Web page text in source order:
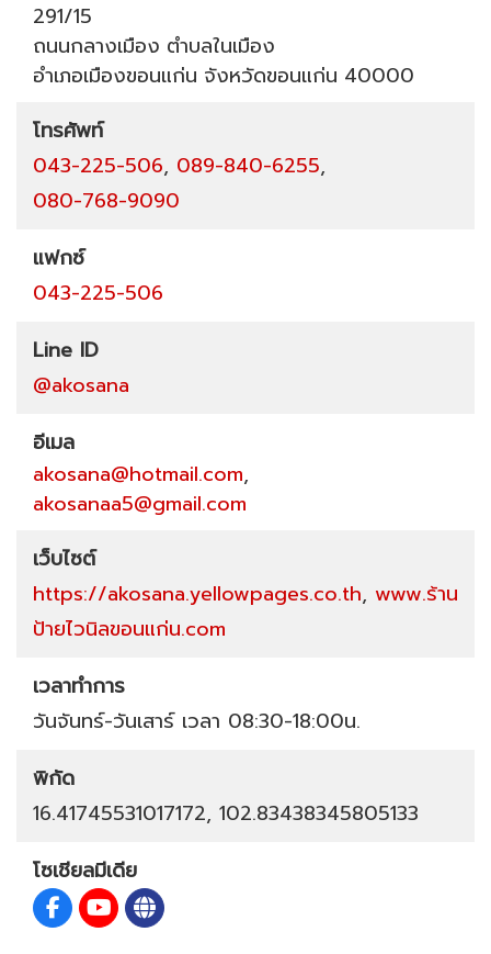
291/15
ถนนกลางเมือง ตำบลในเมือง
อำเภอเมืองขอนแก่น จังหวัดขอนแก่น 40000
โทรศัพท์
043-225-506, 089-840-6255,
080-768-9090
แฟกซ์
043-225-506
Line ID
@akosana
อีเมล
akosana@hotmail.com,
akosanaa5@gmail.com
เว็บไซต์
https://akosana.yellowpages.co.th, www.ร้าน
ป้ายไวนิลขอนแก่น.com
เวลาทำการ
วันจันทร์-วันเสาร์ เวลา 08:30-18:00น.
พิกัด
16.41745531017172, 102.83438345805133
โซเชียลมีเดีย